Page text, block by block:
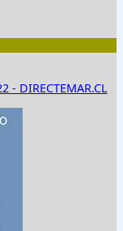
- DIRECTEMAR.CL